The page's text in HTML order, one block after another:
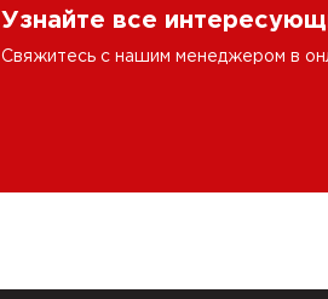
Узнайте все
Свяжитесь с нашим менеджером в